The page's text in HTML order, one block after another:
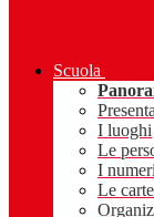
Scuola
I luoghi
Le
I
Le